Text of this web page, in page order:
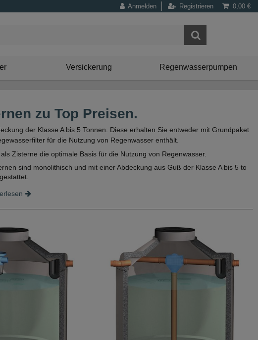
Anmelden Registrieren 0,00 €
Versickerung Regenwasserpumpen
zu Top Preisen.
der Klasse A bis 5 Tonnen. Diese erhalten Sie entweder mit Grundpaket
für die Nutzung von Regenwasser enthält.
Zisterne die optimale Basis für die Nutzung von Regenwasser.
sind monolithisch und mit einer Abdeckung aus Guß der Klasse A bis 5 to